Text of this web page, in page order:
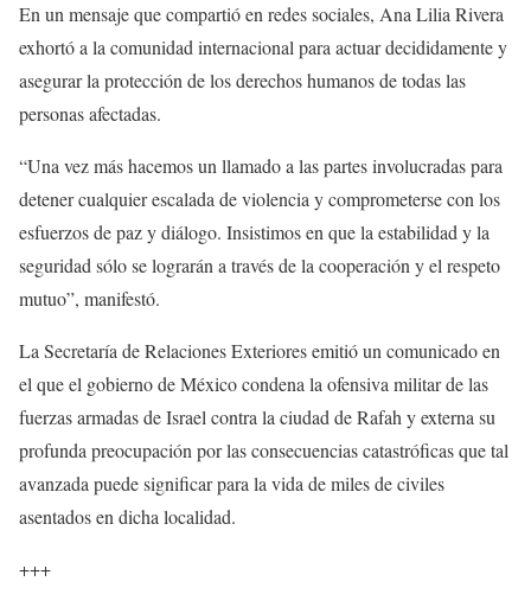
En un mensaje que compartió en redes sociales, Ana Lilia Rivera
exhortó a la comunidad internacional para actuar decididamente y
asegurar la protección de los derechos humanos de todas las
personas afectadas.
“Una vez más hacemos un llamado a las partes involucradas para
detener cualquier escalada de violencia y comprometerse con los
esfuerzos de paz y diálogo. Insistimos en que la estabilidad y la
seguridad sólo se lograrán a través de la cooperación y el respeto
mutuo”, manifestó.
La Secretaría de Relaciones Exteriores emitió un comunicado en
el que el gobierno de México condena la ofensiva militar de las
fuerzas armadas de Israel contra la ciudad de Rafah y externa su
profunda preocupación por las consecuencias catastróficas que tal
avanzada puede significar para la vida de miles de civiles
asentados en dicha localidad.
+++